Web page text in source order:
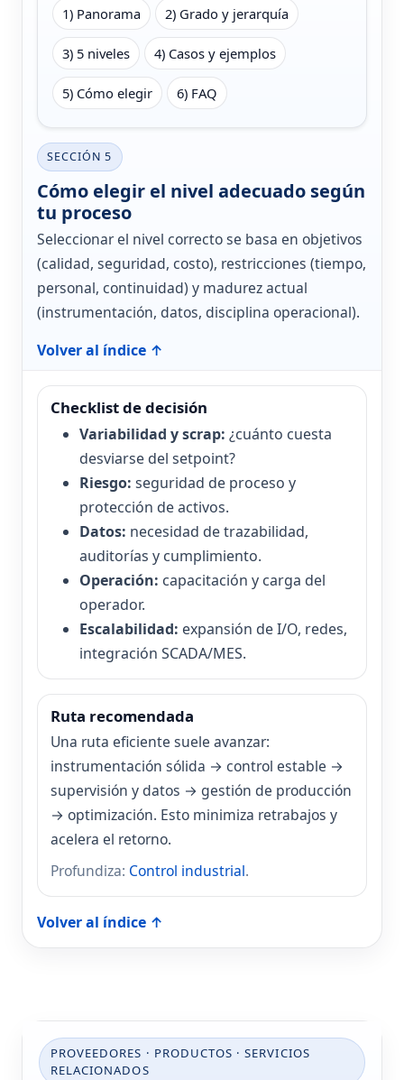
1) Panorama 2) Grado y jerarquía
3) 5 niveles 4) Casos y ejemplos
5) Cómo elegir 6) FAQ
SECCIÓN 5
Cómo elegir el nivel adecuado según
tu proceso
Seleccionar el nivel correcto se basa en objetivos
(calidad, seguridad, costo), restricciones (tiempo,
personal, continuidad) y madurez actual
(instrumentación, datos, disciplina operacional).
Volver al índice ↑
Checklist de decisión
Variabilidad y scrap: ¿cuánto cuesta
desviarse del setpoint?
Riesgo: seguridad de proceso y
protección de activos.
Datos: necesidad de trazabilidad,
auditorías y cumplimiento.
Operación: capacitación y carga del
operador.
Escalabilidad: expansión de I/O, redes,
integración SCADA/MES.
Ruta recomendada
Una ruta eficiente suele avanzar:
instrumentación sólida → control estable →
supervisión y datos → gestión de producción
→ optimización. Esto minimiza retrabajos y
acelera el retorno.
Profundiza: Control industrial.
Volver al índice ↑
PROVEEDORES · PRODUCTOS · SERVICIOS
RELACIONADOS